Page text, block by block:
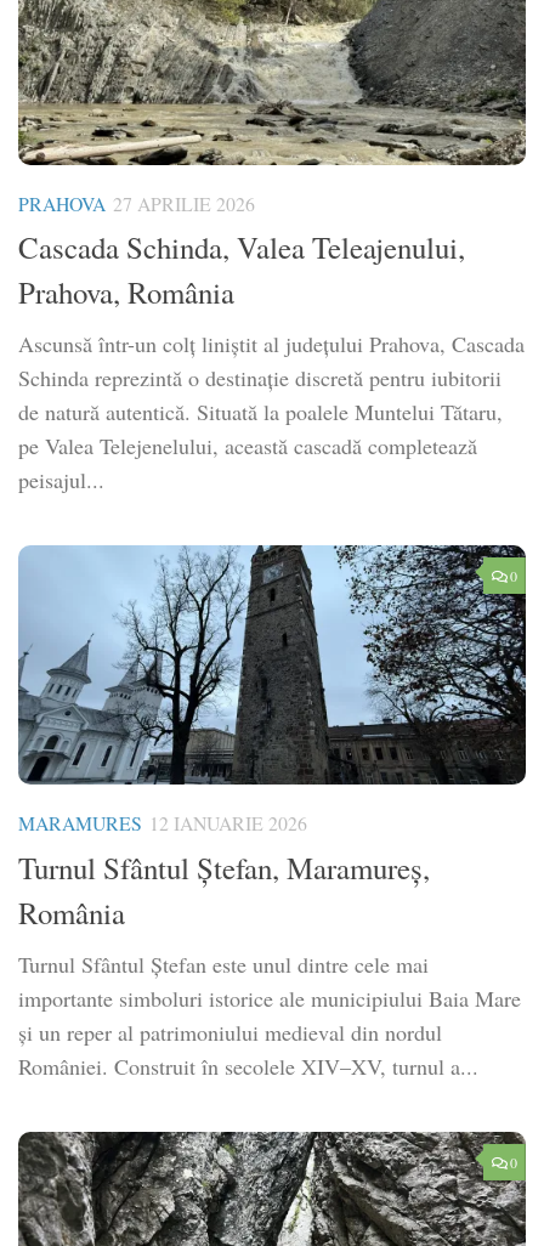
PRAHOVA 27 APRILIE 2026
Cascada Schinda, Valea Teleajenului,
Prahova, România
Ascunsă într-un colț liniștit al județului Prahova, Cascada
Schinda reprezintă o destinație discretă pentru iubitorii
de natură autentică. Situată la poalele Muntelui Tătaru,
pe Valea Telejenelului, această cascadă completează
peisajul...
0
MARAMURES 12 IANUARIE 2026
Turnul Sfântul Ștefan, Maramureș,
România
Turnul Sfântul Ștefan este unul dintre cele mai
importante simboluri istorice ale municipiului Baia Mare
și un reper al patrimoniului medieval din nordul
României. Construit în secolele XIV–XV, turnul a...
0